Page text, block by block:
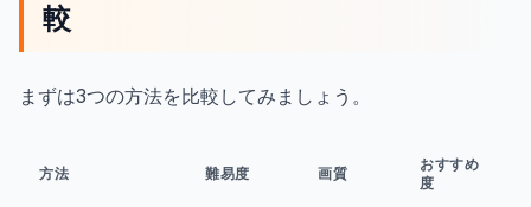
較
まずは3つの方法を比較してみましょう。
方法 難易度 画質
おすすめ
度